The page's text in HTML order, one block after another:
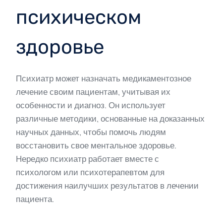
психическом
здоровье
Психиатр может назначать медикаментозное
лечение своим пациентам, учитывая их
особенности и диагноз. Он использует
различные методики, основанные на доказанных
научных данных, чтобы помочь людям
восстановить свое ментальное здоровье.
Нередко психиатр работает вместе с
психологом или психотерапевтом для
достижения наилучших результатов в лечении
пациента.